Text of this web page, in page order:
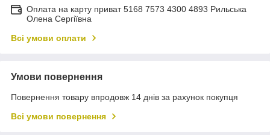
Оплата на карту приват 5168 7573 4300 4893 Рильська
Олена Сергіївна
Всі умови оплати
Умови повернення
Повернення товару впродовж 14 днів за рахунок покупця
Всі умови повернення